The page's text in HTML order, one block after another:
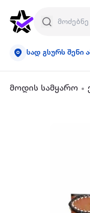
სად გსურს შენი
მოდის სამყარო